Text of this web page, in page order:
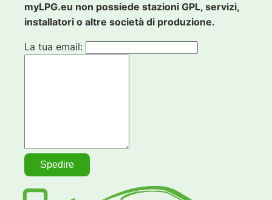
myLPG.eu non possiede stazioni GPL, servizi,
installatori o altre società di produzione.
La tua email: